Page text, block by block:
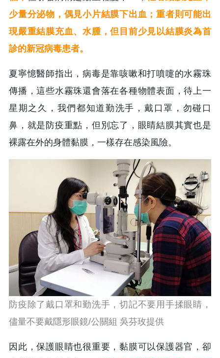
少量分泌物，偶見小片結膜下出血；重者則可能出
現嚴重結膜充血、水腫，但目前少見以結膜炎為首
診的新冠病毒患者。
夏寧憶醫師指出，病毒是靠咳嗽和打噴嚏的水霧珠
傳播，這些水霧珠還會落在各種物體表面，待上一
星期之久，我們都知道勤洗手，戴口罩，勿碰口
鼻，就是防疫重點，但別忘了，眼睛結膜其實也是
裸露在外的身體黏膜，一樣存在感染風險。
防疫除了戴口罩和勤洗手，切記不要用手揉眼睛，
儘量不要戴隱形眼鏡/公關組 吳芬玫提供
因此，保護眼睛也很重要，黏膜可以保護器官，卻